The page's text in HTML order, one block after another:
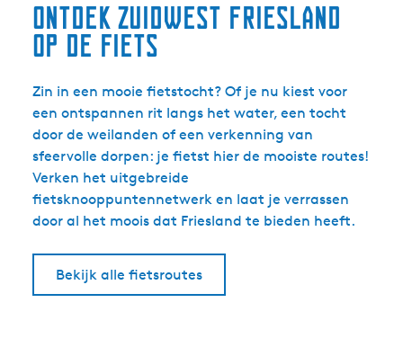
Ontdek Zuidwest Friesland
op de fiets
Zin in een mooie fietstocht? Of je nu kiest voor
een ontspannen rit langs het water, een tocht
door de weilanden of een verkenning van
sfeervolle dorpen: je fietst hier de mooiste routes!
Verken het uitgebreide
fietsknooppuntennetwerk en laat je verrassen
door al het moois dat Friesland te bieden heeft.
Bekijk alle fietsroutes